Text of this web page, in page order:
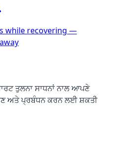
while recovering —
ਤੁਲਨਾ ਸਾਧਨਾਂ ਨਾਲ ਆਪਣੇ
ਅਤੇ ਪ੍ਰਬੰਧਨ ਕਰਨ ਲਈ ਸ਼ਕਤੀ